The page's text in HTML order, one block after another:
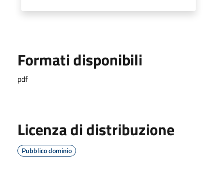
Formati disponibili
pdf
Licenza di distribuzione
Pubblico dominio